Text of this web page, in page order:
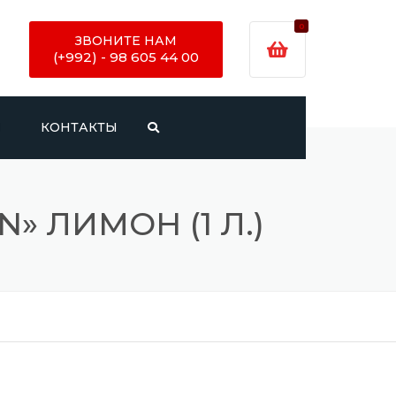
ЗВОНИТЕ НАМ
(+992) - 98 605 44 00
КОНТАКТЫ
0
ЛИМОН (1 Л.)